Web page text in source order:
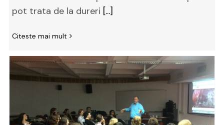
pot trata de la dureri [...]
Citeste mai mult